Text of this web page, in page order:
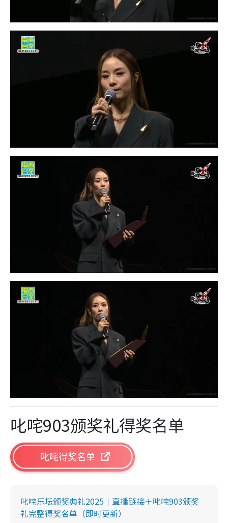
叱咤903颁奖礼得奖名单
叱咤得奖名单
叱咤乐坛颁奖典礼2025｜直播链接＋叱咤903颁奖
礼完整得奖名单（即时更新）